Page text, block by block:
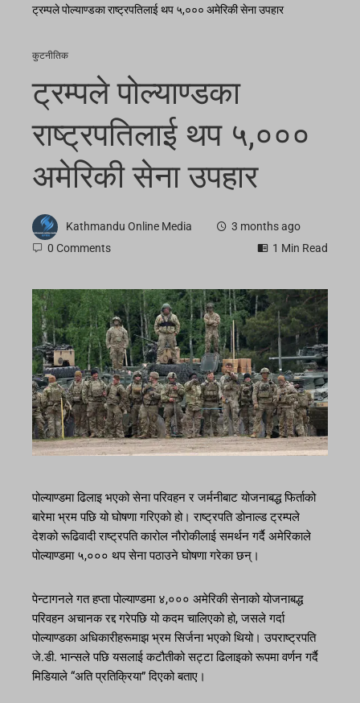
ट्रम्पले पोल्याण्डका राष्ट्रपतिलाई थप ५,००० अमेरिकी सेना उपहार
कुटनीतिक
ट्रम्पले पोल्याण्डका
राष्ट्रपतिलाई थप ५,०००
अमेरिकी सेना उपहार
Kathmandu Online Media
3 months ago
0 Comments
1 Min Read
पोल्याण्डमा ढिलाइ भएको सेना परिवहन र जर्मनीबाट योजनाबद्ध फिर्ताको
बारेमा भ्रम पछि यो घोषणा गरिएको हो। राष्ट्रपति डोनाल्ड ट्रम्पले
देशको रूढिवादी राष्ट्रपति कारोल नौरोकीलाई समर्थन गर्दै अमेरिकाले
पोल्याण्डमा ५,००० थप सेना पठाउने घोषणा गरेका छन्।
पेन्टागनले गत हप्ता पोल्याण्डमा ४,००० अमेरिकी सेनाको योजनाबद्ध
परिवहन अचानक रद्द गरेपछि यो कदम चालिएको हो, जसले गर्दा
पोल्याण्डका अधिकारीहरूमाझ भ्रम सिर्जना भएको थियो। उपराष्ट्रपति
जे.डी. भान्सले पछि यसलाई कटौतीको सट्टा ढिलाइको रूपमा वर्णन गर्दै
मिडियाले “अति प्रतिक्रिया” दिएको बताए।